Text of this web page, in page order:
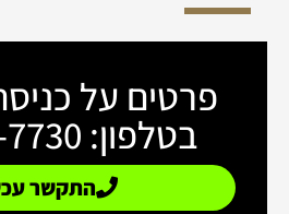
פרטים על
בטלפון: 03-507-7730
התקשר